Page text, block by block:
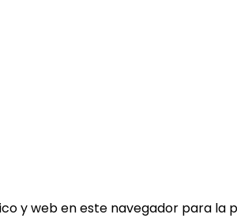
y web en este navegador para la